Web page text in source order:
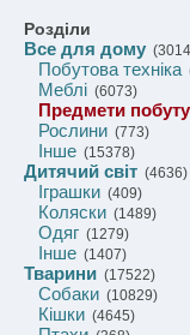
Розділи
Все для дому
Побутова техніка
Меблі (6073)
Предмети побуту
Рослини (773)
Інше (15378)
Дитячий світ (4636)
Іграшки (409)
Коляски (1489)
Одяг (1279)
Інше (1407)
Тварини (17522)
Собаки (10829)
Кішки (4645)